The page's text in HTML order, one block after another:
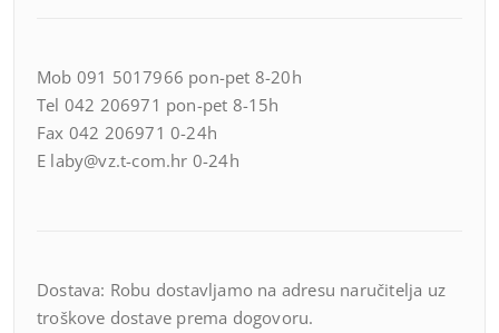
Mob 091 5017966 pon-pet 8-20h
Tel 042 206971 pon-pet 8-15h
Fax 042 206971 0-24h
E laby@vz.t-com.hr 0-24h
Dostava: Robu dostavljamo na adresu naručitelja uz
troškove dostave prema dogovoru.